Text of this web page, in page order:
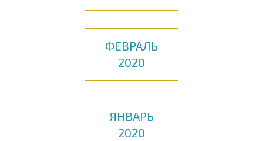
ФЕВРАЛЬ
2020
ЯНВАРЬ
2020